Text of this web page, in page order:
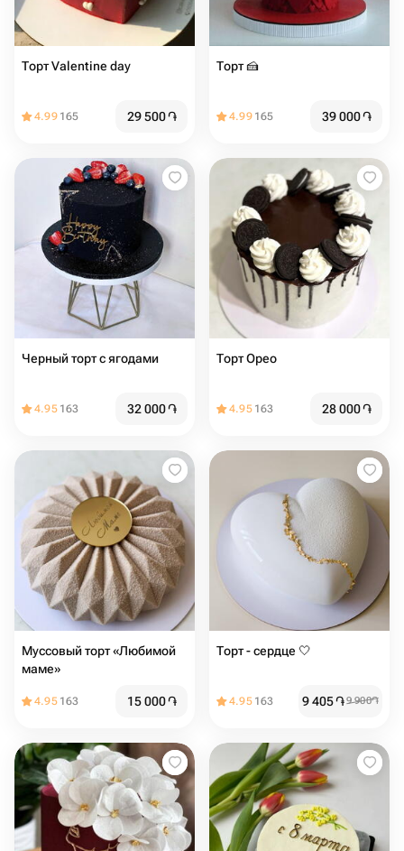
Торт Valentine day
4.99 165 29 500֏
Торт 🍰️️
4.99 165 39 000֏
Черный торт с ягодами
4.95 163 32 000֏
Торт Орео
4.95 163 28 000֏
Муссовый торт «Любимой
маме»
4.95 163 15 000֏
Торт - сердце 🤍
4.95 163 9 405֏9 900֏